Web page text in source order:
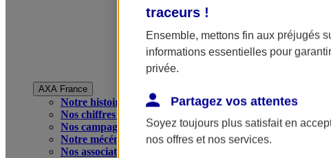
AXA France
Notre histoire
Nos chiffres clés
Nos campagnes publicitaires
Notre mécénat
Nos associations
traceurs !
Ensemble, mettons fin aux préjugés
informations essentielles pour
privée.
Partagez vos attentes
Soyez toujours plus satisfait en
nos offres et nos services.